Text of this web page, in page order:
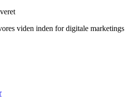
viden inden for digitale marketings